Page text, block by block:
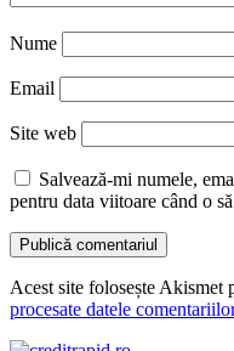
Nume
Email
Site web
Salvează-mi numele,
pentru data viitoare când o
Acest site folosește Akismet
procesate datele